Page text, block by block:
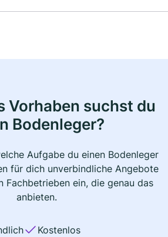
Vorhaben suchst du
Bodenleger?
Aufgabe du einen Bodenleger
für dich unverbindliche Angebote
Fachbetrieben ein, die genau das
anbieten.
Kostenlos